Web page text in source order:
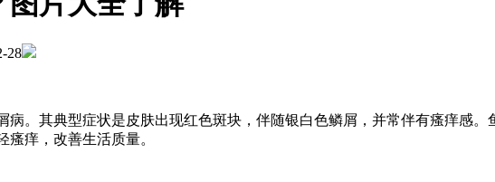
28
。其典型症状是皮肤出现红色斑块，伴随银白色鳞屑，并常伴有瘙痒感
痒，改善生活质量。